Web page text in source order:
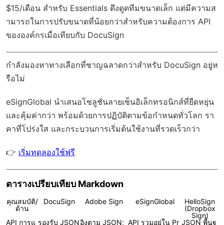
$15/เดือน สำหรับ Essentials ดึงดูดทีมขนาดเล็ก แต่มีความส
ามารถในการปรับขนาดที่น้อยกว่าสำหรับความต้องการ API
ขององค์กรเมื่อเทียบกับ DocuSign
กำลังมองหาทางเลือกที่ชาญฉลาดกว่าสำหรับ DocuSign อยู่ห
รือไม่
eSignGlobal นำเสนอโซลูชันลายเซ็นอิเล็กทรอนิกส์ที่ยืดหยุ่น
และคุ้มค่ากว่า พร้อมด้วยการปฏิบัติตามข้อกำหนดทั่วโลก รา
คาที่โปร่งใส และกระบวนการเริ่มต้นใช้งานที่รวดเร็วกว่า
👉 เริ่มทดลองใช้ฟรี
ตารางเปรียบเทียบ Markdown
คุณสมบัติ/
ด้าน
DocuSign Adobe Sign eSignGlobal
HelloSign
(Dropbox
Sign)
API การแ รองรับ JSONอิงตาม JSON; API รวมอยู่ใน Pr JSON พื้นฐ